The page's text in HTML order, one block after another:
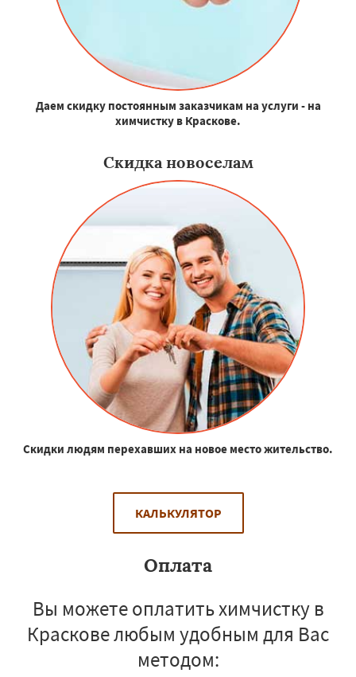
Даем скидку постоянным заказчикам на услуги - на
химчистку в Краскове.
Скидка новоселам
Скидки людям перехавших на новое место жительство.
КАЛЬКУЛЯТОР
Оплата
Вы можете оплатить химчистку в
Краскове любым удобным для Вас
методом: